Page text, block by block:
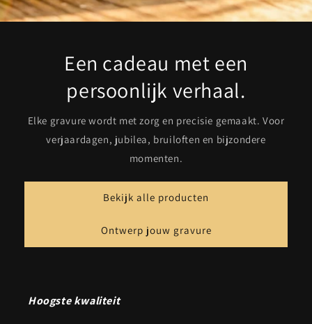
Een cadeau met een
persoonlijk verhaal.
Elke gravure wordt met zorg en precisie gemaakt. Voor
verjaardagen, jubilea, bruiloften en bijzondere
momenten.
Bekijk alle producten
Ontwerp jouw gravure
Hoogste kwaliteit